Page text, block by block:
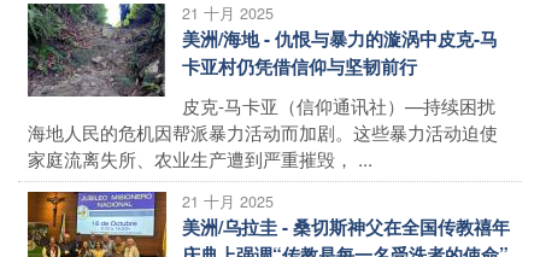
21 十月 2025
美洲/海地 - 仇恨与暴力的漩涡中皮克-马
卡亚村仍凭借信仰与坚韧前行
皮克-马卡亚（信仰通讯社）—持续困扰
海地人民的危机因帮派暴力活动而加剧。这些暴力活动迫使
家庭流离失所、农业生产遭到严重摧毁， ...
21 十月 2025
美洲/乌拉圭 - 桑切斯神父在全国传教禧年